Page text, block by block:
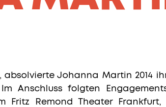
Johanna Martin 2014
Anschluss folgten
Fritz Remond Theater